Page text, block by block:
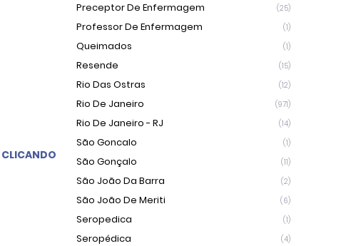
CLICANDO
Preceptor De Enfermagem (25)
Professor De Enfermagem (1)
Queimados (1)
Resende (15)
Rio Das Ostras (12)
Rio De Janeiro (971)
Rio De Janeiro - RJ (14)
São Goncalo (1)
São Gonçalo (11)
São João Da Barra (2)
São João De Meriti (6)
Seropedica (1)
Seropédica (4)